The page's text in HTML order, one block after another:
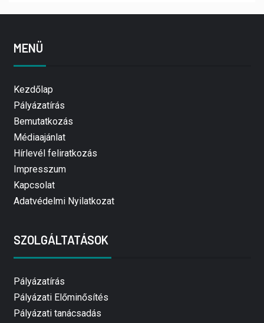
MENÜ
Kezdőlap
Pályázatírás
Bemutatkozás
Médiaajánlat
Hírlevél feliratkozás
Impresszum
Kapcsolat
Adatvédelmi Nyilatkozat
SZOLGÁLTATÁSOK
Pályázatírás
Pályázati Előminősítés
Pályázati tanácsadás